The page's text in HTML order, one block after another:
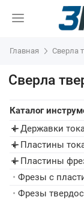
Главная Сверла
Сверла
Каталог
▸ Державки
▸ Пластины
▸ Пластины
• Фрезы с
• Фрезы